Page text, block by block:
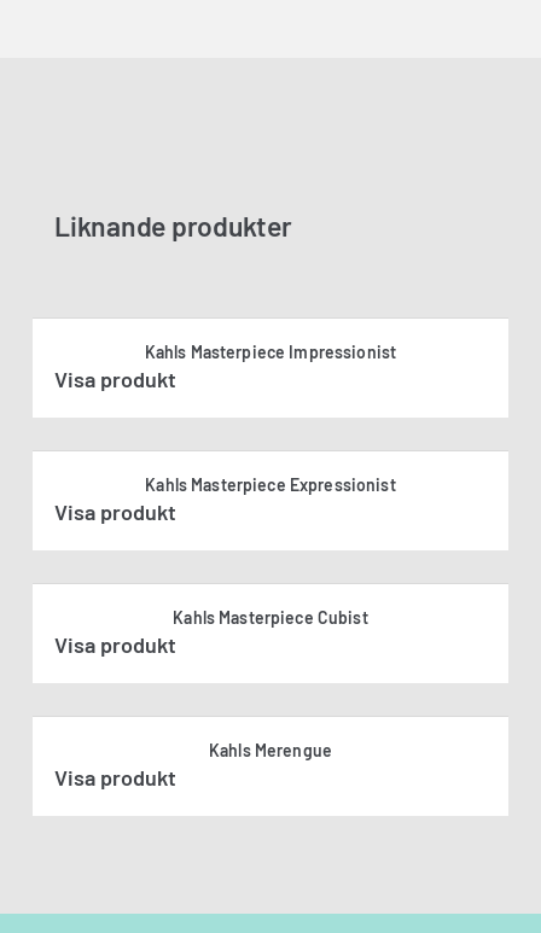
Liknande produkter
Kahls Masterpiece Impressionist
Visa produkt
Kahls Masterpiece Expressionist
Visa produkt
Kahls Masterpiece Cubist
Visa produkt
Kahls Merengue
Visa produkt